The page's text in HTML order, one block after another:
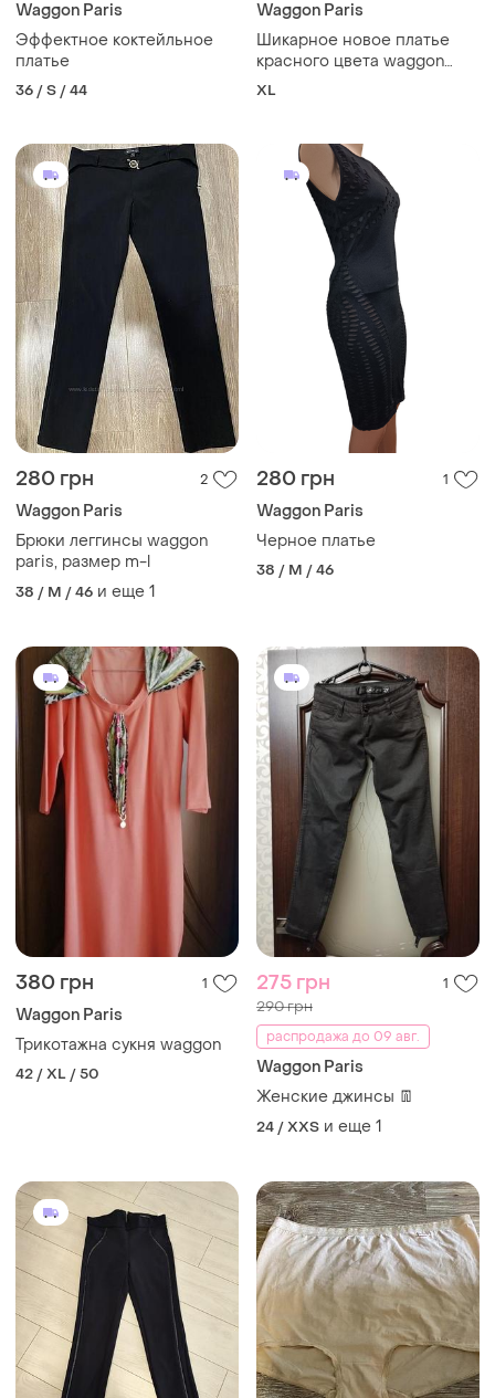
Waggon Paris
Эффектное коктейльное
платье
36 / S / 44
Waggon Paris
Шикарное новое платье
красного цвета waggon
paris
XL
280 грн 2
Waggon Paris
Брюки леггинсы waggon
paris, размер m-l
38 / M / 46 и еще 1
280 грн 1
Waggon Paris
Черное платье
38 / M / 46
380 грн 1
Waggon Paris
Трикотажна сукня waggon
42 / XL / 50
275 грн 1
290 грн
распродажа до 09 авг.
Waggon Paris
Женские джинсы 👖
24 / XXS и еще 1